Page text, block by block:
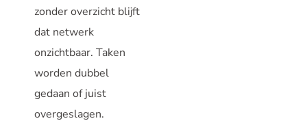
zonder overzicht blijft
dat netwerk
onzichtbaar. Taken
worden dubbel
gedaan of juist
overgeslagen.